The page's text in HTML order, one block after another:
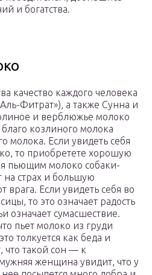
и богатства.
качество каждого человека
Фитрат»), а также Сунна и
и верблюжье молоко
козлиного молока
молока. Если увидеть себя
то приобретете хорошую
пьющим молоко собаки-
на страх и большую
врага. Если увидеть себя во
то это означает радость
означает сумасшествие.
пьет молоко из груди
толкуется как беда и
что такой сон — к
женщина увидит, что у